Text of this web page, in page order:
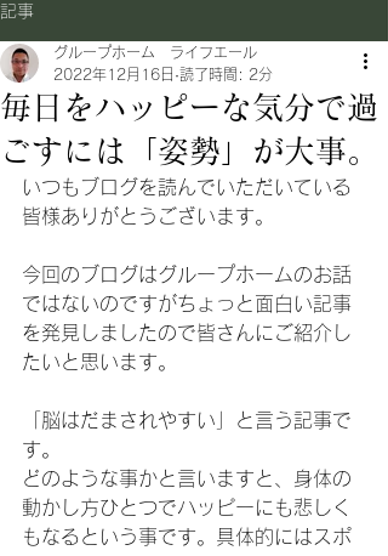
記事
毎日をハッピーな気分で過
ごすには「姿勢」が大事。
グループホーム ライフエール
2022年12月16日 読了時間: 2分
いつもブログを読んでいただいている
皆様ありがとうございます。
今回のブログはグループホームのお話
ではないのですがちょっと面白い記事
を発見しましたので皆さんにご紹介し
たいと思います。
「脳はだまされやすい」と言う記事で
す。
どのような事かと言いますと、身体の
動かし方ひとつでハッピーにも悲しく
もなるという事です。具体的にはスポ